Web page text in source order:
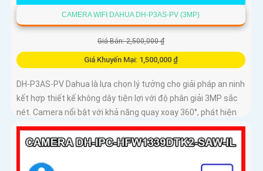
CAMERA WIFI DAHUA DH-P3AS-PV (3MP)
Giá Bán: 2,500,000 ₫
Giá Khuyến Mại: 1,500,000 ₫
DH-P3AS-PV Dahua là lựa chọn lý tưởng cho giải pháp an ninh
kết hợp thiết kế không dây tiện lợi với độ phân giải 3MP sắc
nét. Camera nổi bật với khả năng quay xoay 360°, phát hiện
chính xác người và phương tiện, cảnh báo tức thì bằng đèn
nháy và còi hú